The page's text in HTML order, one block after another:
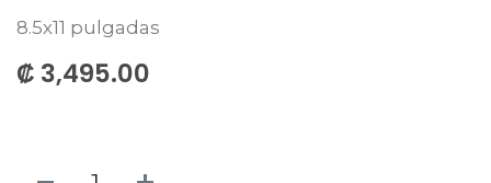
8.5x11 pulgadas
₡ 3,495.00